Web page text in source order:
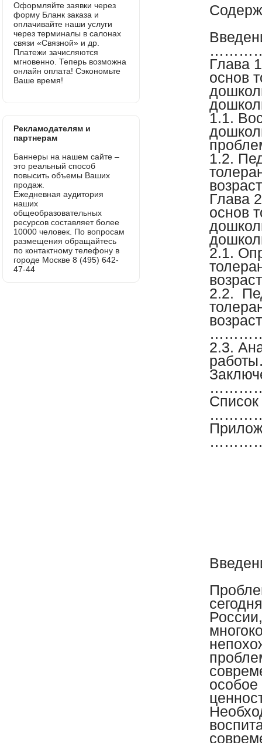
Глава
основ
1.1.
1.2.
Глава
основ
2.1.
2.2.
2.3.
особое
Оформляйте заявки через
форму Бланк заказа и
оплачивайте наши услуги
через терминалы в салонах
связи «Связной» и др.
Платежи зачисляются
мгновенно. Теперь возможна
онлайн оплата! Сэкономьте
Ваше время!
Рекламодателям и
партнерам
Баннеры на нашем сайте –
это реальный способ
повысить объемы Ваших
продаж.
Ежедневная аудитория
наших
общеобразовательных
ресурсов составляет более
10000 человек. По вопросам
размещения обращайтесь
по контактному телефону в
городе Москве 8 (495) 642-
47-44